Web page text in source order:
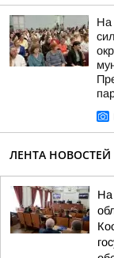
На
ЛЕНТА НОВОСТЕЙ
На